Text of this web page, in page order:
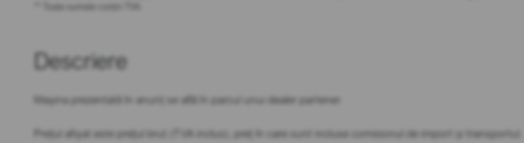
** Toate sumele conțin TVA.
Descriere
Mașina prezentată în anunț se află în parcul unui dealer partener.
Prețul afișat este prețul brut (TVA inclus), preț în care sunt incluse comisionul de import și transportul.